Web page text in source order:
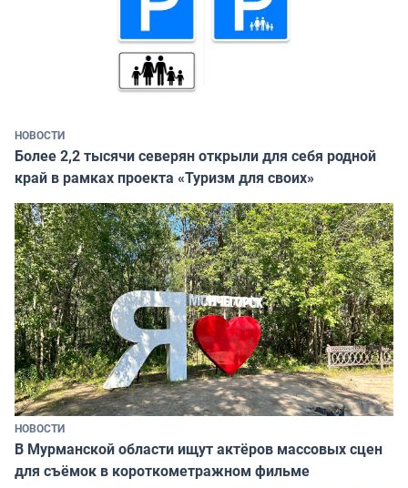
НОВОСТИ
Более 2,2 тысячи северян открыли для себя родной
край в рамках проекта «Туризм для своих»
НОВОСТИ
В Мурманской области ищут актёров массовых сцен
для съёмок в короткометражном фильме